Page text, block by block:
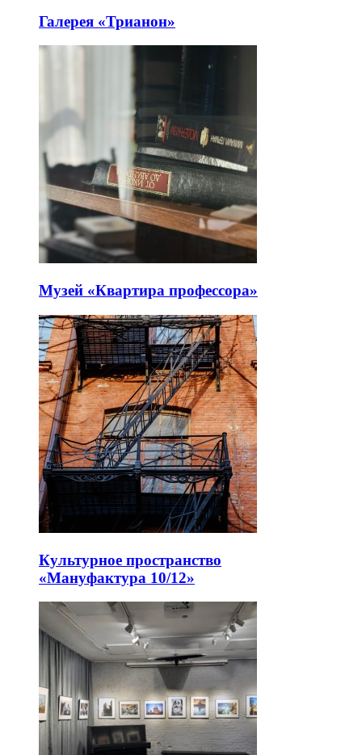
Галерея «Трианон»
Музей «Квартира профессора»
Культурное пространство
«Мануфактура 10/12»